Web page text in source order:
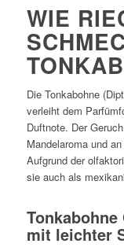
WIE
Die Tonkabohne
verleiht dem
Duftnote. Der
Mandelaroma und
Aufgrund der
sie auch als
mit leichter